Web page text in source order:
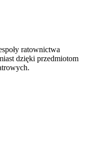
ratownictwa
dzięki przedmiotom